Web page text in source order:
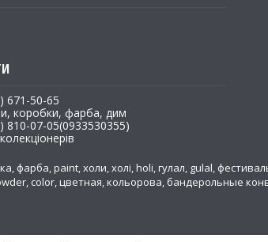
671-50-65
коробки, фарба, дим
810-07-05 0933530355
фарба, paint, холи, холі, holi, гулал, gulal,
color, цветная, кольорова, бандерольные